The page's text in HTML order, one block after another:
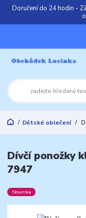
Doručení do 24 hodin -
Dětské oblečení
Dívčí ponožky
7947
Novinka